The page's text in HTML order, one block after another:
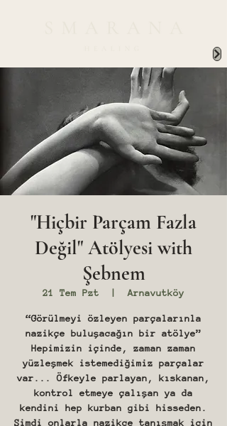
"Hiçbir Parçam Fazla
Değil" Atölyesi with
Şebnem
21 Tem Pzt
  |
Arnavutköy
“Görülmeyi özleyen parçalarınla
nazikçe buluşacağın bir atölye”
Hepimizin içinde, zaman zaman
yüzleşmek istemediğimiz parçalar
var... Öfkeyle parlayan, kıskanan,
kontrol etmeye çalışan ya da
kendini hep kurban gibi hisseden.
Şimdi onlarla nazikçe tanışmak için